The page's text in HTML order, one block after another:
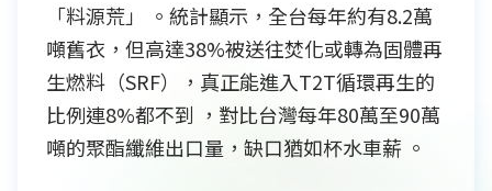
「料源荒」 。統計顯示，全台每年約有8.2萬
噸舊衣，但高達38%被送往焚化或轉為固體再
生燃料（SRF），真正能進入T2T循環再生的
比例連8%都不到 ，對比台灣每年80萬至90萬
噸的聚酯纖維出口量，缺口猶如杯水車薪 。